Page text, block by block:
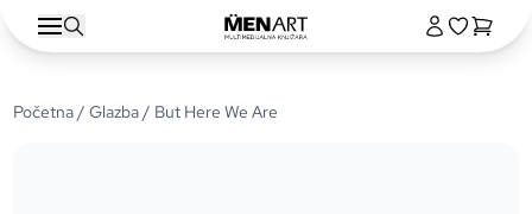
Početna/Glazba/ But Here We Are